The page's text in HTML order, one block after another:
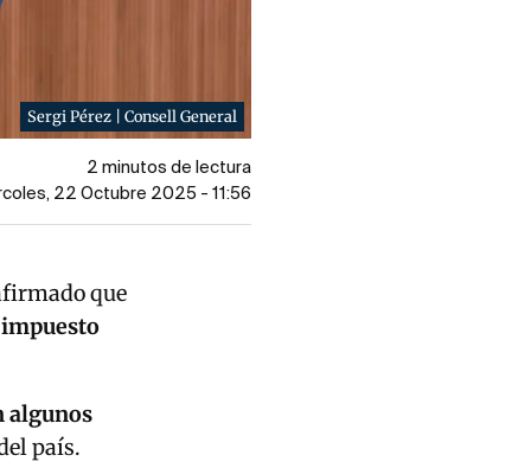
Sergi Pérez | Consell General
2 minutos de lectura
22 Octubre 2025 - 11:56
que
algunos
país.